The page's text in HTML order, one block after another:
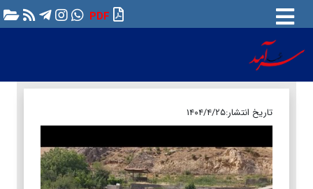
PDF
تاریخ انتشار:۱۴۰۴/۴/۲۵